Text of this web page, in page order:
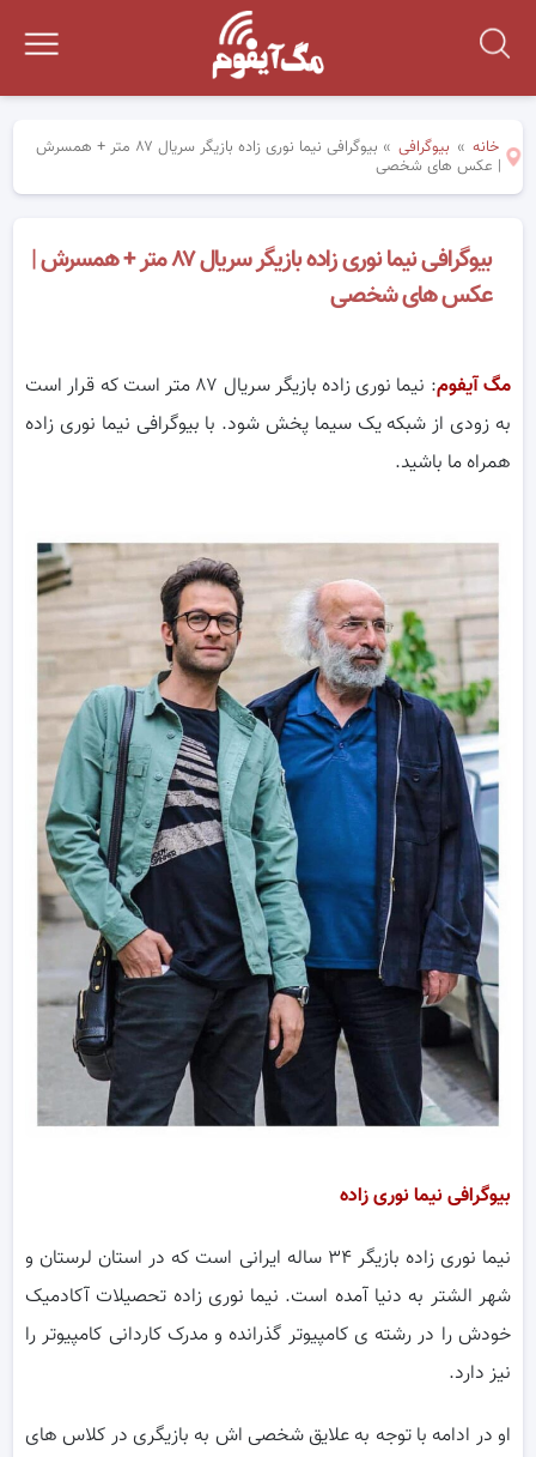
خانه » بیوگرافی »
بیوگرافی نیما نوری زاده بازیگر سریال ۸۷ متر + همسرش
| عکس های شخصی
بیوگرافی نیما نوری زاده بازیگر سریال ۸۷ متر + همسرش |
عکس های شخصی
مگ آیفوم
: نیما نوری زاده بازیگر سریال ۸۷ متر است که قرار است
به زودی از شبکه یک سیما پخش شود. با بیوگرافی نیما نوری زاده
همراه ما باشید.
بیوگرافی نیما نوری زاده
نیما نوری زاده بازیگر ۳۴ ساله ایرانی است که در استان لرستان و
شهر الشتر به دنیا آمده است. نیما نوری زاده تحصیلات آکادمیک
خودش را در رشته ی کامپیوتر گذرانده و مدرک کاردانی کامپیوتر را
نیز دارد.
او در ادامه با توجه به علایق شخصی اش به بازیگری در کلاس های